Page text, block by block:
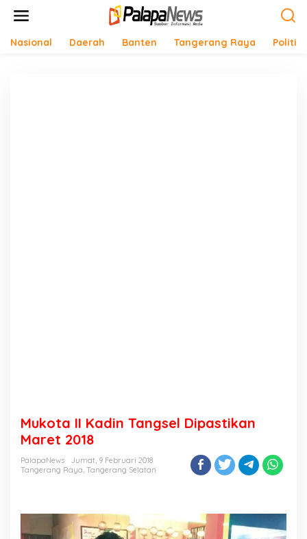
Nasional Daerah Banten Tangerang Raya Politik
Mukota II Kadin Tangsel Dipastikan
Maret 2018
PalapaNews
Jumat, 9 Februari 2018
Tangerang Raya, Tangerang Selatan